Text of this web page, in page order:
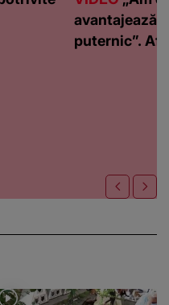
avantajează
puternic”.